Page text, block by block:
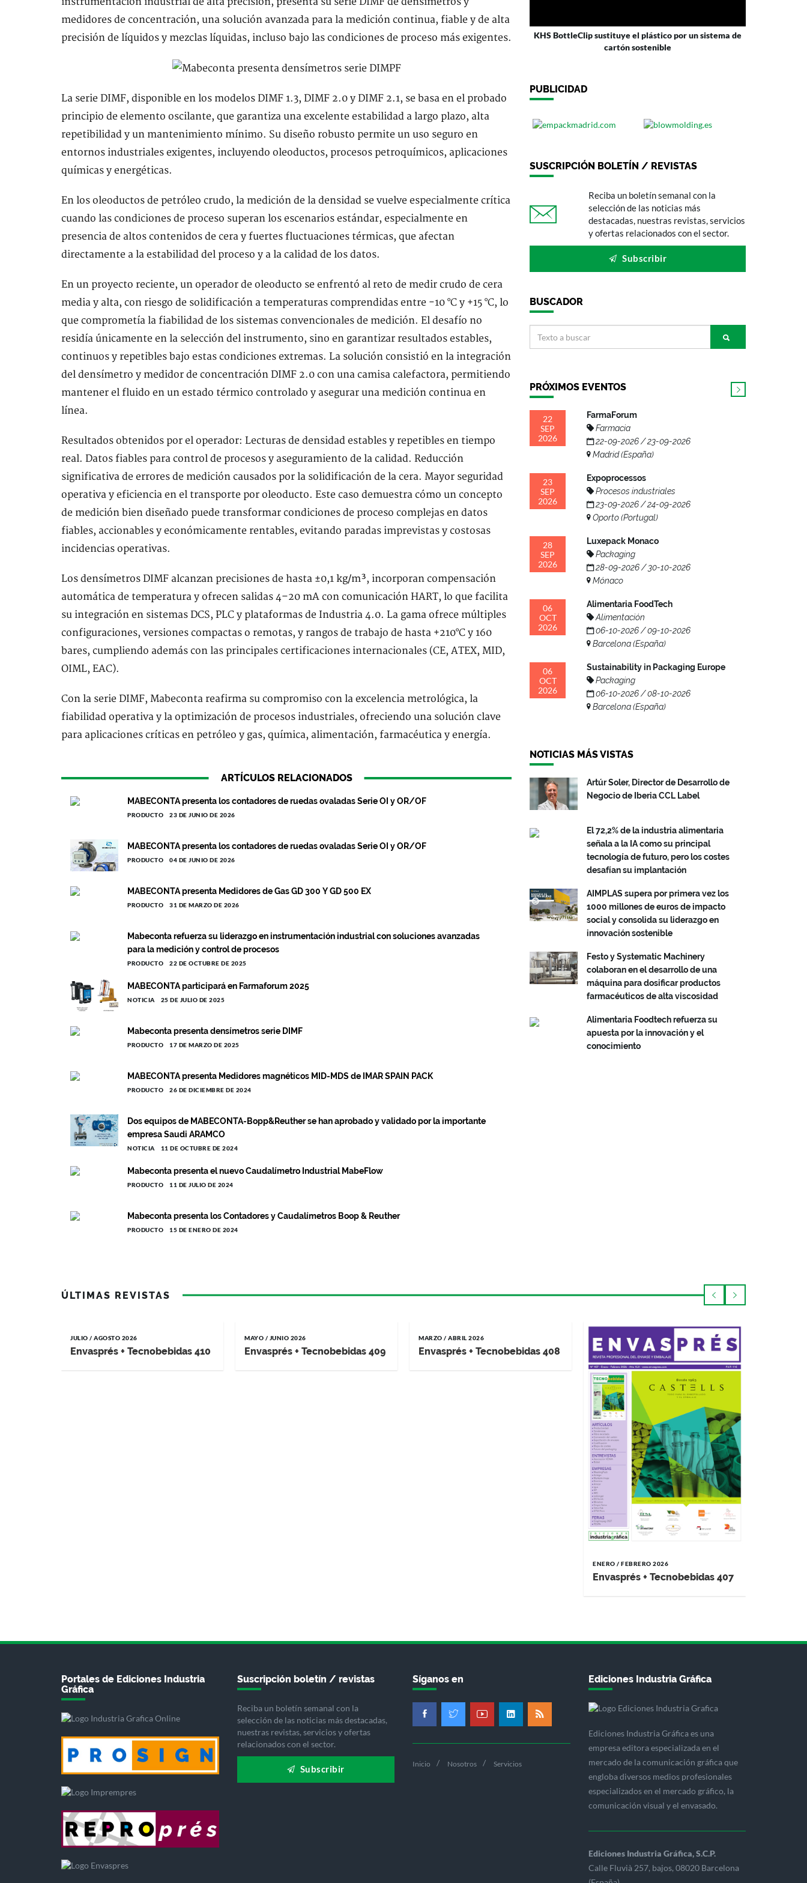
medidores de concentración, una solución avanzada para la medición continua, fiable y de alta
precisión de líquidos y mezclas líquidas, incluso bajo las condiciones de proceso más exigentes.
La serie DIMF, disponible en los modelos DIMF 1.3, DIMF 2.0 y DIMF 2.1, se basa en el probado
principio de elemento oscilante, que garantiza una excelente estabilidad a largo plazo, alta
repetibilidad y un mantenimiento mínimo. Su diseño robusto permite un uso seguro en
entornos industriales exigentes, incluyendo oleoductos, procesos petroquímicos, aplicaciones
químicas y energéticas.
En los oleoductos de petróleo crudo, la medición de la densidad se vuelve especialmente crítica
cuando las condiciones de proceso superan los escenarios estándar, especialmente en
presencia de altos contenidos de cera y fuertes fluctuaciones térmicas, que afectan
directamente a la estabilidad del proceso y a la calidad de los datos.
En un proyecto reciente, un operador de oleoducto se enfrentó al reto de medir crudo de cera
media y alta, con riesgo de solidificación a temperaturas comprendidas entre -10 °C y +15 °C, lo
que comprometía la fiabilidad de los sistemas convencionales de medición. El desafío no
residía únicamente en la selección del instrumento, sino en garantizar resultados estables,
continuos y repetibles bajo estas condiciones extremas. La solución consistió en la integración
del densímetro y medidor de concentración DIMF 2.0 con una camisa calefactora, permitiendo
mantener el fluido en un estado térmico controlado y asegurar una medición continua en
línea.
Resultados obtenidos por el operador: Lecturas de densidad estables y repetibles en tiempo
real. Datos fiables para control de procesos y aseguramiento de la calidad. Reducción
significativa de errores de medición causados por la solidificación de la cera. Mayor seguridad
operativa y eficiencia en el transporte por oleoducto. Este caso demuestra cómo un concepto
de medición bien diseñado puede transformar condiciones de proceso complejas en datos
fiables, accionables y económicamente rentables, evitando paradas imprevistas y costosas
incidencias operativas.
Los densímetros DIMF alcanzan precisiones de hasta ±0,1 kg/m³, incorporan compensación
automática de temperatura y ofrecen salidas 4–20 mA con comunicación HART, lo que facilita
su integración en sistemas DCS, PLC y plataformas de Industria 4.0. La gama ofrece múltiples
configuraciones, versiones compactas o remotas, y rangos de trabajo de hasta +210°C y 160
bares, cumpliendo además con las principales certificaciones internacionales (CE, ATEX, MID,
OIML, EAC).
Con la serie DIMF, Mabeconta reafirma su compromiso con la excelencia metrológica, la
fiabilidad operativa y la optimización de procesos industriales, ofreciendo una solución clave
para aplicaciones críticas en petróleo y gas, química, alimentación, farmacéutica y energía.
ARTÍCULOS RELACIONADOS
MABECONTA presenta los contadores de ruedas ovaladas Serie OI y OR/OF
PRODUCTO 23 DE JUNIO DE 2026
MABECONTA presenta los contadores de ruedas ovaladas Serie OI y OR/OF
PRODUCTO 04 DE JUNIO DE 2026
MABECONTA presenta Medidores de Gas GD 300 Y GD 500 EX
PRODUCTO 31 DE MARZO DE 2026
Mabeconta refuerza su liderazgo en instrumentación industrial con soluciones avanzadas
para la medición y control de procesos
PRODUCTO 22 DE OCTUBRE DE 2025
MABECONTA participará en Farmaforum 2025
NOTICIA 25 DE JULIO DE 2025
Mabeconta presenta densímetros serie DIMF
PRODUCTO 17 DE MARZO DE 2025
MABECONTA presenta Medidores magnéticos MID-MDS de IMAR SPAIN PACK
PRODUCTO 26 DE DICIEMBRE DE 2024
Dos equipos de MABECONTA-Bopp&Reuther se han aprobado y validado por la importante
empresa Saudi ARAMCO
NOTICIA 11 DE OCTUBRE DE 2024
Mabeconta presenta el nuevo Caudalímetro Industrial MabeFlow
PRODUCTO 11 DE JULIO DE 2024
Mabeconta presenta los Contadores y Caudalímetros Boop & Reuther
PRODUCTO 15 DE ENERO DE 2024
KHS BottleClip sustituye el plástico por un sistema de
cartón sostenible
PUBLICIDAD
SUSCRIPCIÓN BOLETÍN / REVISTAS
Reciba un boletín semanal con la
selección de las noticias más
destacadas, nuestras revistas, servicios
y ofertas relacionados con el sector.
Subscribir
BUSCADOR
PRÓXIMOS EVENTOS
22
SEP
2026
FarmaForum
Farmacia
22-09-2026 / 23-09-2026
Madrid (España)
23
SEP
2026
Expoprocessos
Procesos industriales
23-09-2026 / 24-09-2026
Oporto (Portugal)
28
SEP
2026
Luxepack Monaco
Packaging
28-09-2026 / 30-10-2026
Mónaco
06
OCT
2026
Alimentaria FoodTech
Alimentación
06-10-2026 / 09-10-2026
Barcelona (España)
06
OCT
2026
Sustainability in Packaging Europe
Packaging
06-10-2026 / 08-10-2026
Barcelona (España)
NOTICIAS MÁS VISTAS
Artúr Soler, Director de Desarrollo de
Negocio de Iberia CCL Label
El 72,2% de la industria alimentaria
señala a la IA como su principal
tecnología de futuro, pero los costes
desafían su implantación
AIMPLAS supera por primera vez los
1000 millones de euros de impacto
social y consolida su liderazgo en
innovación sostenible
Festo y Systematic Machinery
colaboran en el desarrollo de una
máquina para dosificar productos
farmacéuticos de alta viscosidad
Alimentaria Foodtech refuerza su
apuesta por la innovación y el
conocimiento
ÚLTIMAS REVISTAS
JULIO / AGOSTO 2026
Envasprés + Tecnobebidas 410
MAYO / JUNIO 2026
Envasprés + Tecnobebidas 409
MARZO / ABRIL 2026
Envasprés + Tecnobebidas 408
ENERO / FEBRERO 2026
Envasprés + Tecnobebidas 407
Portales de Ediciones Industria
Gráfica
Suscripción boletín / revistas
Reciba un boletín semanal con la
selección de las noticias más destacadas,
nuestras revistas, servicios y ofertas
relacionados con el sector.
Subscribir
Síganos en
Inicio Nosotros Servicios
Ediciones Industria Gráfica
Ediciones Industria Gráfica es una
empresa editora especializada en el
mercado de la comunicación gráfica que
engloba diversos medios profesionales
especializados en el mercado gráfico, la
comunicación visual y el envasado.
Ediciones Industria Gráfica, S.C.P.
Calle Fluvià 257, bajos, 08020 Barcelona